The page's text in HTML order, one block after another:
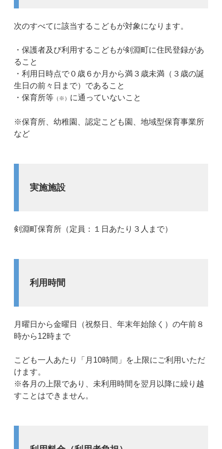
次のすべてに該当するこどもが対象になります。
・保護者及び利用するこどもが剣淵町に住民登録があ
ること
・利用日時点で０歳６か月から満３歳未満（３歳の誕
生日の前々日まで）であること
・保育所等 （ ※） に通っていないこと
※保育所、幼稚園、認定こども園、地域型保育事業所
など
実施施設
剣淵町保育所（定員：１日あたり３人まで）
利用時間
月曜日から金曜日（祝祭日、年末年始除く）の午前８
時から12時まで
こども一人あたり「月10時間」を上限にご利用いただ
けます。
※各月の上限であり、未利用時間を翌月以降に繰り越
すことはできません。